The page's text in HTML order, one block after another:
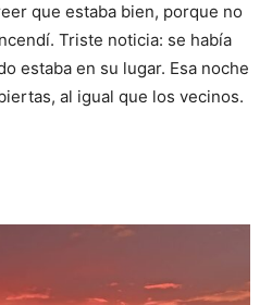
que estaba bien, porque no
Triste noticia: se había
estaba en su lugar. Esa noche
al igual que los vecinos.